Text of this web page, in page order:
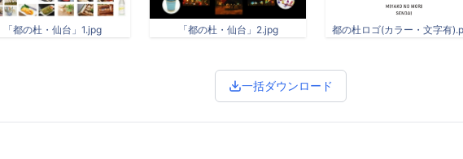
「都の杜・仙台」1.jpg 「都の杜・仙台」2.jpg 都の杜ロゴ(カラー・文字有
一括ダウンロード